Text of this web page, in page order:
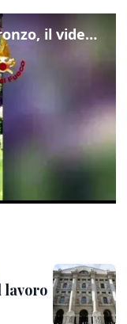
Frana lambisce le case di Auronzo, il video dall'elicottero dei vigili del fuoco
lavoro